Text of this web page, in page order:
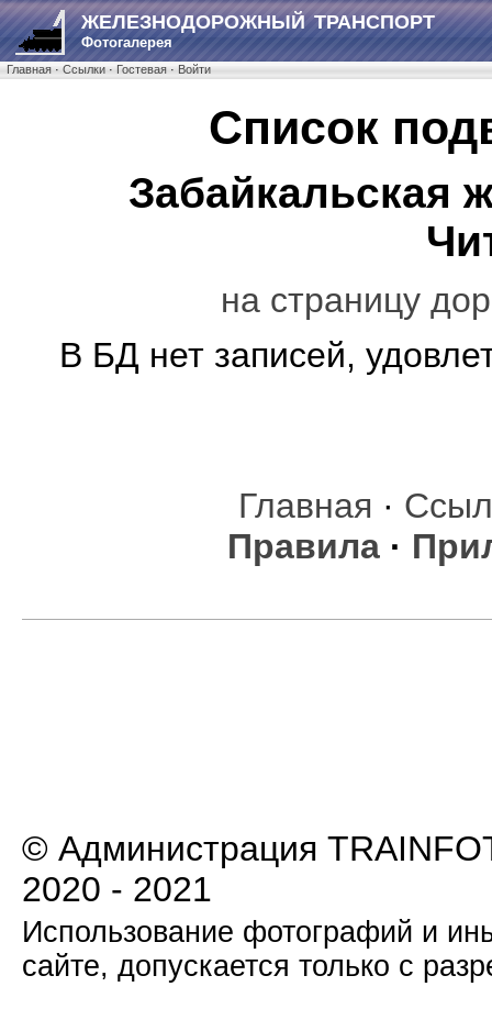
ЖЕЛЕЗНОДОРОЖНЫЙ ТРАНСПОРТ
Фотогалерея
Главная·Ссылки·Гостевая·Войти
Список
Забайкальская
на страницу
В БД нет записей,
Главная ·
Правила ·
© Администрация
2020 - 2021
Использование фотографий и
сайте, допускается только с